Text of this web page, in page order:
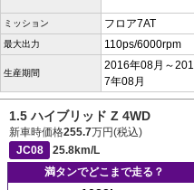
ミッション フロア7AT
最大出力 110ps/6000rpm
生産期間
2016年08月～201
7年08月
1.5 ハイブリッド Z 4WD
新車時価格255.7万円(税込)
JC08
25.8km/L
満タンでどこまで走る？